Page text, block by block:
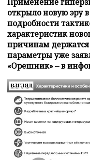
открыло новую эру
подробности
характеристик
причинам держатся
параметры уже
«Орешник» – в